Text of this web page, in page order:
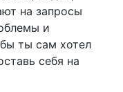
на запросы
и
ты сам хотел
себя на